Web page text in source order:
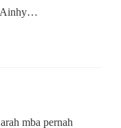
Ainhy…
mba pernah